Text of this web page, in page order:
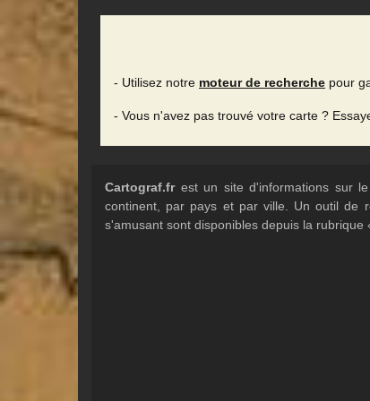
- Utilisez notre moteur de recherche pour
- Vous n'avez pas trouvé votre carte ?
Cartograf.frest un site d'informations sur le
continent, par pays et par ville. Un outil de
s'amusant sont disponibles depuis la rubrique